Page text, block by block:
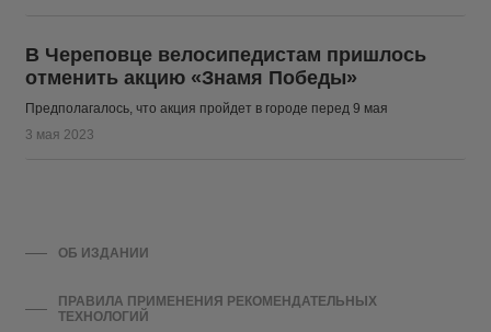
В Череповце велосипедистам пришлось
отменить акцию «Знамя Победы»
Предполагалось, что акция пройдет в городе перед 9 мая
3 мая 2023
ОБ ИЗДАНИИ
ПРАВИЛА ПРИМЕНЕНИЯ РЕКОМЕНДАТЕЛЬНЫХ
ТЕХНОЛОГИЙ